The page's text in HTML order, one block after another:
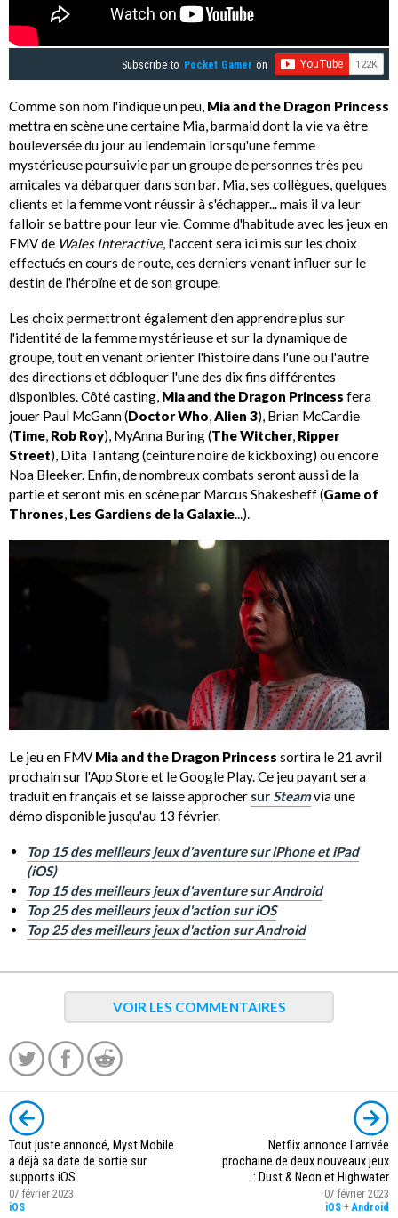
Subscribe to Pocket Gamer on
Comme son nom l'indique un peu, Mia and the Dragon Princess
mettra en scène une certaine Mia, barmaid dont la vie va être
bouleversée du jour au lendemain lorsqu'une femme
mystérieuse poursuivie par un groupe de personnes très peu
amicales va débarquer dans son bar. Mia, ses collègues, quelques
clients et la femme vont réussir à s'échapper... mais il va leur
falloir se battre pour leur vie. Comme d'habitude avec les jeux en
FMV de Wales Interactive, l'accent sera ici mis sur les choix
effectués en cours de route, ces derniers venant influer sur le
destin de l'héroïne et de son groupe.
Les choix permettront également d'en apprendre plus sur
l'identité de la femme mystérieuse et sur la dynamique de
groupe, tout en venant orienter l'histoire dans l'une ou l'autre
des directions et débloquer l'une des dix fins différentes
disponibles. Côté casting, Mia and the Dragon Princess fera
jouer Paul McGann (Doctor Who,Alien 3), Brian McCardie
(Time, Rob Roy), MyAnna Buring (The Witcher, Ripper
Street), Dita Tantang (ceinture noire de kickboxing) ou encore
Noa Bleeker. Enfin, de nombreux combats seront aussi de la
partie et seront mis en scène par Marcus Shakesheff (Game of
Thrones, Les Gardiens de la Galaxie...).
Le jeu en FMV Mia and the Dragon Princess sortira le 21 avril
prochain sur l'App Store et le Google Play. Ce jeu payant sera
traduit en français et se laisse approcher surSteamvia une
démo disponible jusqu'au 13 février.
Top 15 des meilleurs jeux d'aventure sur iPhone et iPad
(iOS)
Top 15 des meilleurs jeux d'aventure sur Android
Top 25 des meilleurs jeux d'action sur iOS
Top 25 des meilleurs jeux d'action sur Android
VOIR LES COMMENTAIRES
Tout juste annoncé, Myst Mobile
a déjà sa date de sortie sur
supports iOS
07 février 2023
iOS
Netflix annonce l'arrivée
prochaine de deux nouveaux jeux
: Dust & Neon et Highwater
07 février 2023
iOS +Android